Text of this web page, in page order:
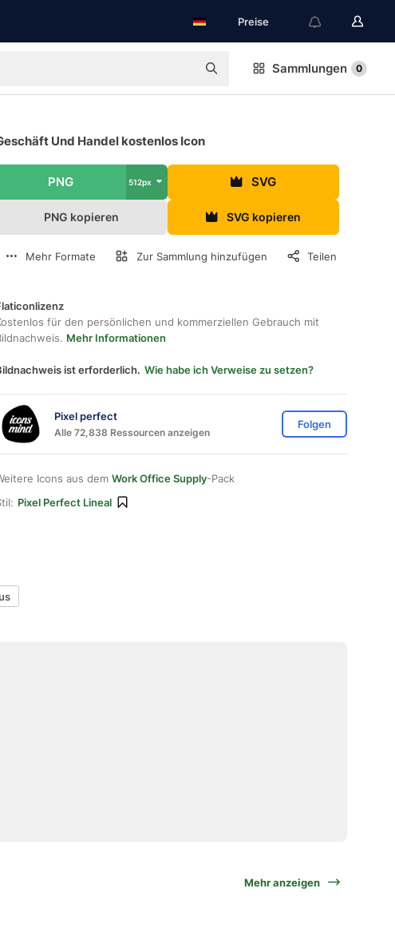
Preise
Sammlungen 0
Und Handel kostenlos Icon
PNG 512px SVG
PNG kopieren SVG kopieren
Mehr Formate Zur Sammlung hinzufügen Teilen
für den persönlichen und kommerziellen Gebrauch mit
Mehr Informationen
ist erforderlich. Wie habe ich Verweise zu setzen?
Pixel perfect
Alle 72,838 Ressourcen anzeigen
Folgen
Icons aus dem Work Office Supply-Pack
Pixel Perfect Lineal
Mehr anzeigen